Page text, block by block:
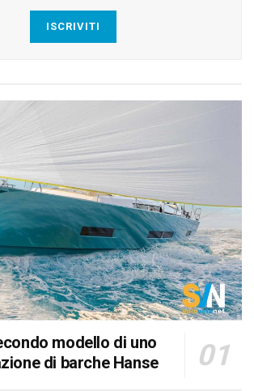
ISCRIVITI
modello di uno
di barche Hanse